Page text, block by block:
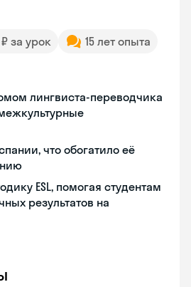
₽ за урок
15 лет опыта
лингвиста-переводчика
что обогатило её
ESL, помогая студентам
результатов на